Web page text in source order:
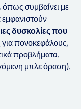
όπως συμβαίνει με
δυσκολίες που
για πονοκεφάλους,
προβλήματα,
μπλε όραση),